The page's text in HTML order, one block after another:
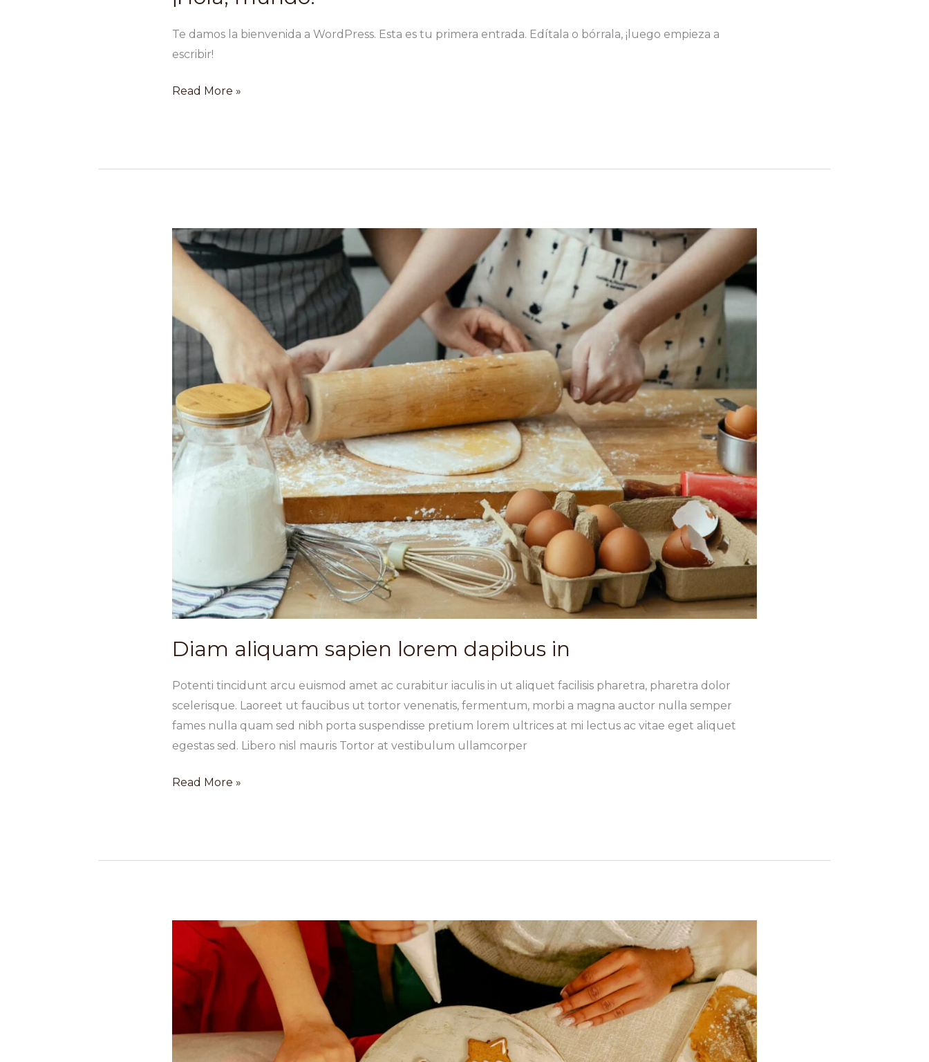
Te damos la bienvenida a WordPress. Esta es tu primera entrada. Edítala o bórrala, ¡luego empieza a
escribir!
¡Hola,
Read More »
Diam aliquam sapien lorem dapibus in
Potenti tincidunt arcu euismod amet ac curabitur iaculis in ut aliquet facilisis pharetra, pharetra dolor
scelerisque. Laoreet ut faucibus ut tortor venenatis, fermentum, morbi a magna auctor nulla semper
fames nulla quam sed nibh porta suspendisse pretium lorem ultrices at mi lectus ac vitae eget aliquet
egestas sed. Libero nisl mauris Tortor at vestibulum ullamcorper
Diam
dapibus
Read More »